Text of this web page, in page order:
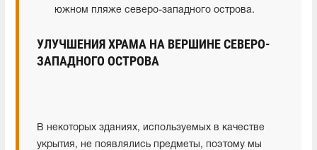
южном пляже северо-западного острова.
УЛУЧШЕНИЯ ХРАМА НА ВЕРШИНЕ СЕВЕРО-
ЗАПАДНОГО ОСТРОВА
В некоторых зданиях, используемых в качестве
укрытия, не появлялись предметы, поэтому мы